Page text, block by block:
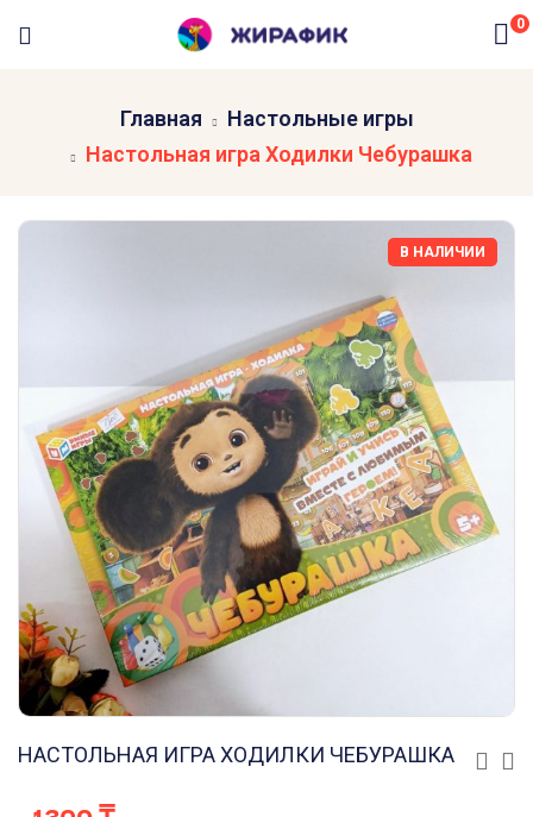
0
Главная
Настольные игры
Настольная игра Ходилки Чебурашка
В НАЛИЧИИ
НАСТОЛЬНАЯ ИГРА ХОДИЛКИ ЧЕБУРАШКА